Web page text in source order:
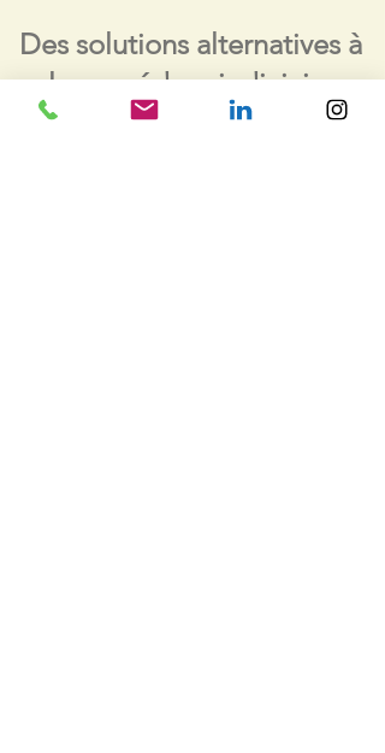
Des solutions alternatives à
la procédure judiciaire